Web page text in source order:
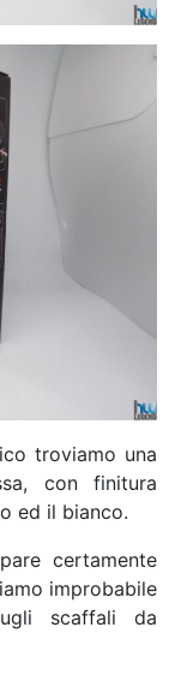
troviamo una
con finitura
ed il bianco.
certamente
improbabile
scaffali da